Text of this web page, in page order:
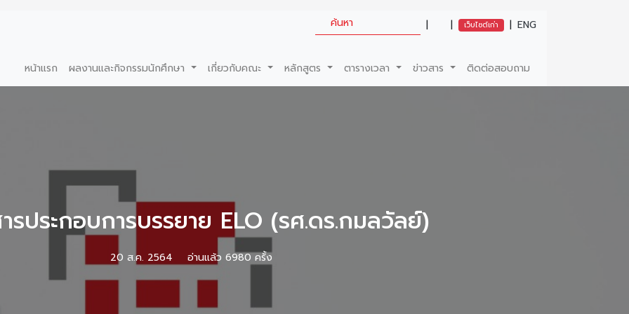
| | เว็บไซต์เก่า | ENG
หน้าแรก ผลงานและกิจกรรมนักศึกษา เกี่ยวกับคณะ หลักสูตร ตารางเวลา ข่าวสาร ติดต่อสอบถาม
รประกอบการบรรยาย ELO (รศ.ดร.กมลวัลย์)
20 ส.ค. 2564 อ่านแล้ว 6980 ครั้ง